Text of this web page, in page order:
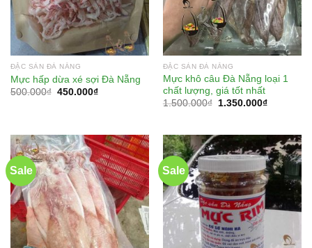
ĐẶC SẢN ĐÀ NẴNG
Mực hấp dừa xé sợi Đà Nẵng
500.000₫ 450.000₫
ĐẶC SẢN ĐÀ NẴNG
Mực khô câu Đà Nẵng loại 1
chất lượng, giá tốt nhất
1.500.000₫ 1.350.000₫
Sale Sale